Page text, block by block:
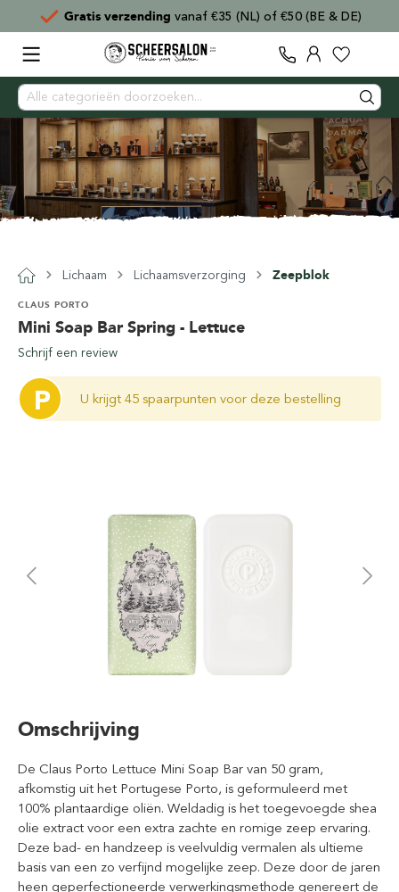
Gratis verzending vanaf €35 (NL) of €50 (BE & DE)
Lichaam Lichaamsverzorging Zeepblok
Mini Soap Bar Spring - Lettuce
CLAUS PORTO
Schrijf een review
P U krijgt 45 spaarpunten voor deze bestelling
Omschrijving
De Claus Porto Lettuce Mini Soap Bar van 50 gram,
afkomstig uit het Portugese Porto, is geformuleerd met
100% plantaardige oliën. Weldadig is het toegevoegde shea
olie extract voor een extra zachte en romige zeep ervaring.
Deze bad- en handzeep is veelvuldig vermalen als ultieme
basis van een zo verfijnd mogelijke zeep. Deze door de jaren
heen geperfectioneerde verwerkingsmethode genereert de